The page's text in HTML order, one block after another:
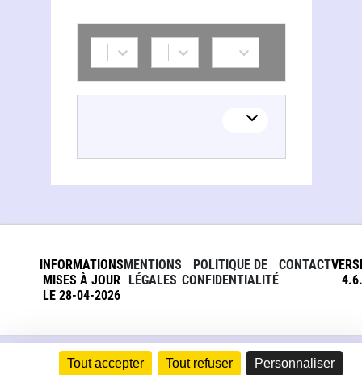
Tout accepter Tout refuser Personnaliser
INFORMATIONS
MISES À JOUR
LE 28-04-2026
MENTIONS
LÉGALES
POLITIQUE DE
CONFIDENTIALITÉ
CONTACT